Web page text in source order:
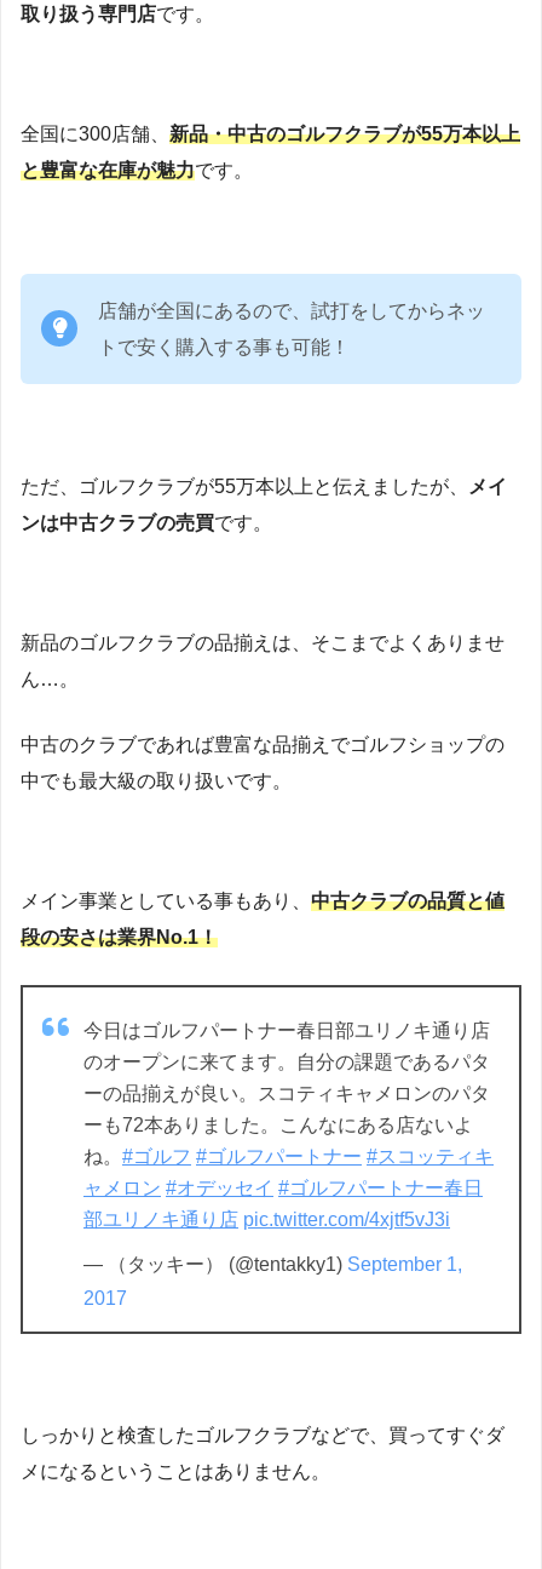
取り扱う専門店です。
全国に300店舗、 新品・中古のゴルフクラブが55万本以上
と豊富な在庫が魅力です。
店舗が全国にあるので、試打をしてからネッ
トで安く購入する事も可能！
ただ、ゴルフクラブが55万本以上と伝えましたが、
メイ
ンは中古クラブの売買です。
新品のゴルフクラブの品揃えは、そこまでよくありませ
ん…。
中古のクラブであれば豊富な品揃えでゴルフショップの
中でも最大級の取り扱いです。
メイン事業としている事もあり、 中古クラブの品質と値
段の安さは業界No.1！
今日はゴルフパートナー春日部ユリノキ通り店
のオープンに来てます。自分の課題であるパタ
ーの品揃えが良い。スコティキャメロンのパタ
ーも72本ありました。こんなにある店ないよ
ね。 #ゴルフ #ゴルフパートナー #スコッティキ
ャメロン #オデッセイ #ゴルフパートナー春日
部ユリノキ通り店 pic.twitter.com/4xjtf5vJ3i
— （タッキー） (@tentakky1) September 1,
2017
しっかりと検査したゴルフクラブなどで、買ってすぐダ
メになるということはありません。